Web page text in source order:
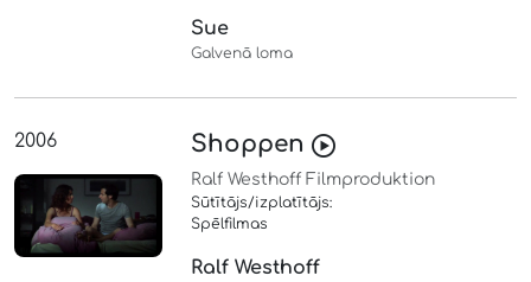
Sue
Galvenā loma
2006 Shoppen
Ralf Westhoff Filmproduktion
Sūtītājs/izplatītājs:
Spēlfilmas
Ralf Westhoff